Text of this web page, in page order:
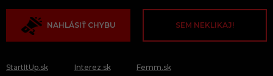
NAHLÁSIŤ CHYBU SEM NEKLIKAJ!
StartItUp.sk Interez.sk Femm.sk